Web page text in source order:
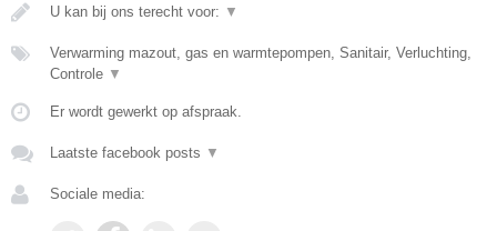
U kan bij ons terecht voor: ▼
Verwarming mazout, gas en warmtepompen, Sanitair, Verluchting,
Controle ▼
Er wordt gewerkt op afspraak.
Laatste facebook posts ▼
Sociale media: